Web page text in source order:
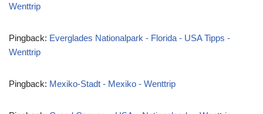
Wenttrip
Pingback: Everglades Nationalpark - Florida - USA Tipps -
Wenttrip
Pingback: Mexiko-Stadt - Mexiko - Wenttrip